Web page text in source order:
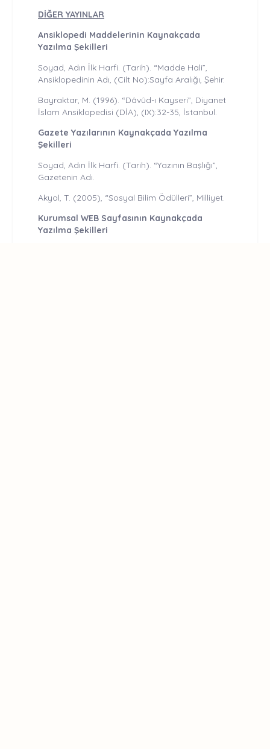
DİĞER YAYINLAR
Ansiklopedi Maddelerinin Kaynakçada
Yazılma Şekilleri
Soyad, Adın İlk Harfi. (Tarih). “Madde Hali”,
Ansiklopedinin Adı, (Cilt No):Sayfa Aralığı, Şehir.
Bayraktar, M. (1996). “Dâvûd-ı Kayseri”, Diyanet
İslam Ansiklopedisi (DİA), (IX):32-35, İstanbul.
Gazete Yazılarının Kaynakçada Yazılma
Şekilleri
Soyad, Adın İlk Harfi. (Tarih). “Yazının Başlığı”,
Gazetenin Adı.
Akyol, T. (2005), “Sosyal Bilim Ödülleri”, Milliyet.
Kurumsal WEB Sayfasının Kaynakçada
Yazılma Şekilleri